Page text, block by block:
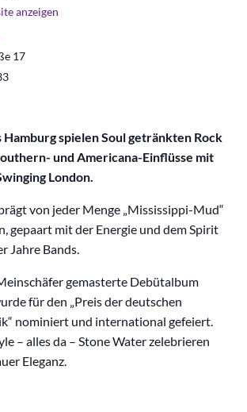
17
anzeigen
Hamburg spielen Soul getränkten Rock
und Americana-Einflüsse mit
London.
von jeder Menge „Mississippi-Mud“
gepaart mit der Energie und dem Spirit
Jahre Bands.
gemasterte Debütalbum
für den „Preis der deutschen
nominiert und international gefeiert.
– alles da – Stone Water zelebrieren
Eleganz.